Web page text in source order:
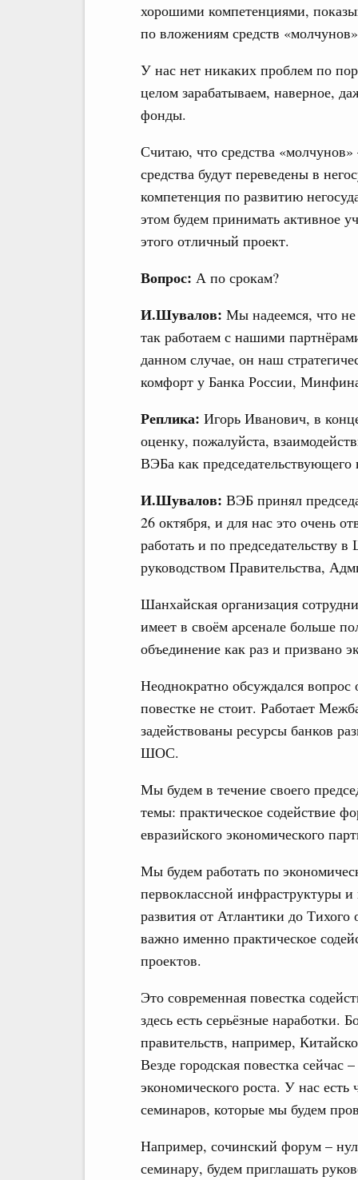
хорошими компетенциями,
по вложениям средств
У нас нет никаких проблем по
целом зарабатываем, наверное,
фонды.
Считаю, что средства «молчунов»
средства будут переведены в
компетенция по развитию
этом будем принимать активное
этого отличный проект.
Вопрос: А по срокам?
И.Шувалов: Мы надеемся, что
так работаем с нашими
данном случае, он наш
комфорт у Банка России,
Реплика: Игорь Иванович, в
оценку, пожалуйста,
ВЭБа как
И.Шувалов: ВЭБ принял
26 октября, и для нас это очень
работать и по
руководством Правительства,
Шанхайская организация
имеет в своём арсенале больше
объединение как раз и призвано
Неоднократно обсуждался
повестке не стоит. Работает
задействованы ресурсы банков
ШОС.
Мы будем в течение своего
темы: практическое содействие
евразийского экономического
Мы будем работать по
первоклассной инфраструктуры
развития от Атлантики до
важно именно практическое
проектов.
Это современная повестка
здесь есть серьёзные наработки.
правительств, например,
Везде городская повестка
экономического роста. У нас
семинаров, которые мы будем
Например, сочинский форум –
семинару, будем приглашать